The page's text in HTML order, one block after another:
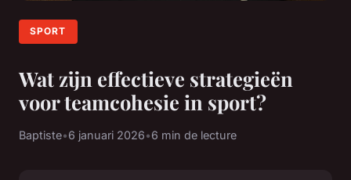
SPORT
Wat zijn effectieve strategieën
voor teamcohesie in sport?
Baptiste•6 januari 2026•6 min de lecture